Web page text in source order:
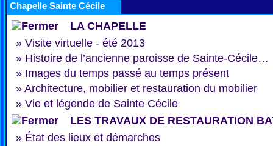
Chapelle Sainte Cécile
LA CHAPELLE
» Visite virtuelle - été 2013
» Histoire de l’ancienne paroisse de Sainte-Cécile…
» Images du temps passé au temps présent
» Architecture, mobilier et restauration du mobilier
» Vie et légende de Sainte Cécile
LES TRAVAUX DE RESTAURATION
» État des lieux et démarches